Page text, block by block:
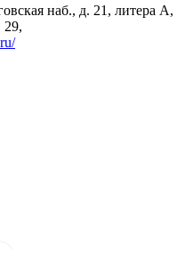
наб., д. 21, литера А,
29,